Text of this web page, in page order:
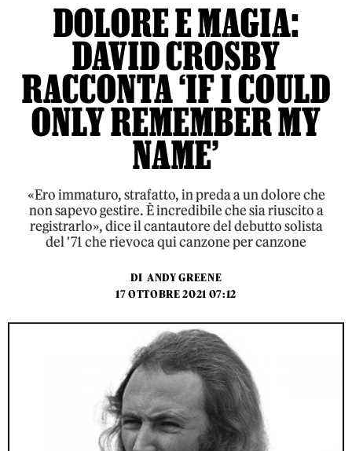
DOLORE E MAGIA:
DAVID CROSBY
RACCONTA ‘IF I COULD
ONLY REMEMBER MY
NAME’
«Ero immaturo, strafatto, in preda a un dolore che
non sapevo gestire. È incredibile che sia riuscito a
registrarlo», dice il cantautore del debutto solista
del '71 che rievoca qui canzone per canzone
DI ANDY GREENE
17 OTTOBRE 2021 07:12